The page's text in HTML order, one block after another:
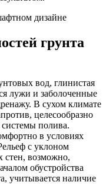
грунта
вод, глинистая
лужи и заболоченные
В сухом климате
целесообразно
системы полива.
в условиях
с уклоном
стен, возможно,
обустройства
учитывается наличие